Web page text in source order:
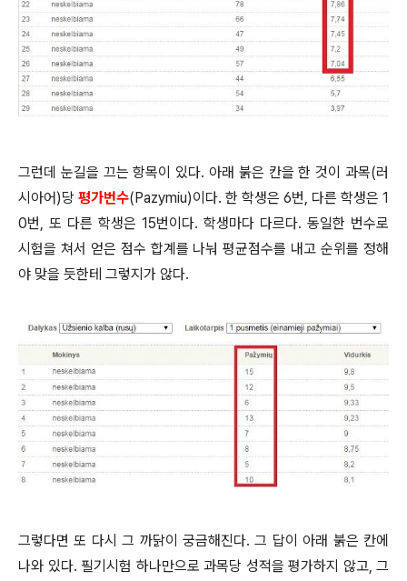
그런데 눈길을 끄는 항목이 있다. 아래 붉은 칸을 한 것이 과목(러
시아어)당 평가번수(Pazymiu)이다. 한 학생은 6번, 다른 학생은 1
0번, 또 다른 학생은 15번이다. 학생마다 다르다. 동일한 번수로
시험을 쳐서 얻은 점수 합계를 나눠 평균점수를 내고 순위를 정해
야 맞을 듯한테 그렇지가 않다.
그렇다면 또 다시 그 까닭이 궁금해진다. 그 답이 아래 붉은 칸에
나와 있다. 필기시험 하나만으로 과목당 성적을 평가하지 않고, 그